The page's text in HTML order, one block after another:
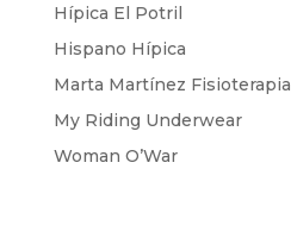
Hípica El Potril
Hispano Hípica
Marta Martínez Fisioterapia
My Riding Underwear
Woman O’War